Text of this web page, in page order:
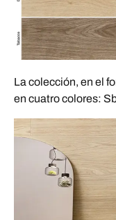
La colección, en el
en cuatro colores: